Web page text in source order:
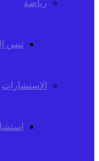
رياضة
تنس
الاستشارات